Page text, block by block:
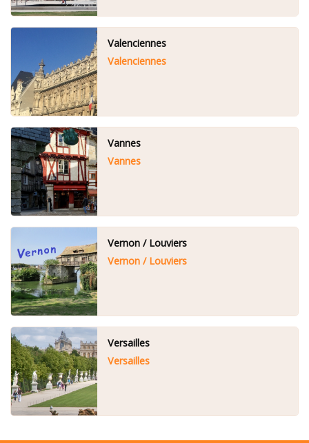
Valenciennes
Valenciennes
Vannes
Vannes
Vernon / Louviers
Vernon / Louviers
Versailles
Versailles